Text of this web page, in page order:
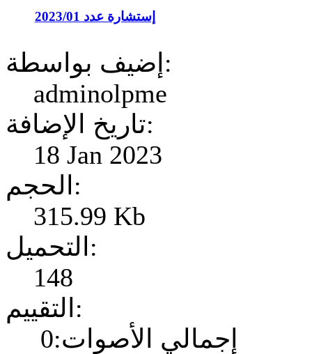
إستشارة عدد 2023/01
إضيف بواسطة:
adminolpme
تاريخ الإضافة:
18 Jan 2023
الحجم:
315.99 Kb
التحميل:
148
التقييم:
إجمالي الأصوات:0